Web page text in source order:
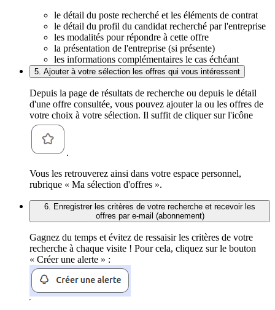
le détail du poste recherché et les éléments de contrat
le détail du profil du candidat recherché par l'entreprise
les modalités pour répondre à cette offre
la présentation de l'entreprise (si présente)
les informations complémentaires le cas échéant
5. Ajouter à votre sélection les offres qui vous intéressent
Depuis la page de résultats de recherche ou depuis le détail
d'une offre consultée, vous pouvez ajouter la ou les offres de
votre choix à votre sélection. Il suffit de cliquer sur l'icône
.
Vous les retrouverez ainsi dans votre espace personnel,
rubrique « Ma sélection d'offres ».
6. Enregistrer les critères de votre recherche et recevoir les
offres par e-mail (abonnement)
Gagnez du temps et évitez de ressaisir les critères de votre
recherche à chaque visite ! Pour cela, cliquez sur le bouton
« Créer une alerte » :